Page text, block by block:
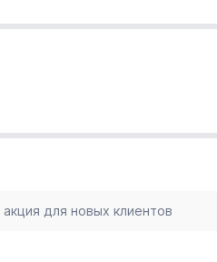
для новых клиентов